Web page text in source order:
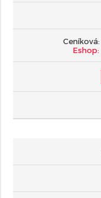
Ceníková:
Eshop: